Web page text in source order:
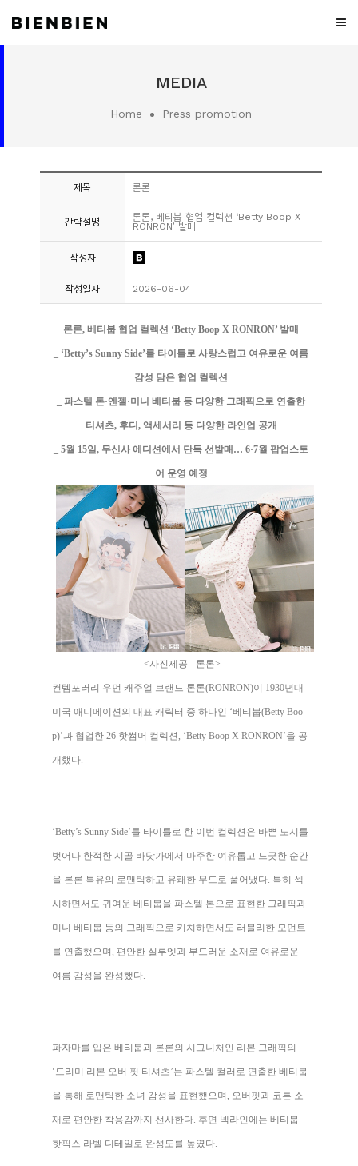
MEDIA
Home Press promotion
제목 론론
간략설명
론론, 베티붑 협업 컬렉션 ‘Betty Boop X
RONRON’ 발매
작성자
작성일자 2026-06-04
론론, 베티붑 협업 컬렉션 ‘Betty Boop X RONRON’ 발매
_ ‘Betty’s Sunny Side’를 타이틀로 사랑스럽고 여유로운 여름
감성 담은 협업 컬렉션
_ 파스텔 톤·엔젤·미니 베티붑 등 다양한 그래픽으로 연출한
티셔츠, 후디, 액세서리 등 다양한 라인업 공개
_ 5월 15일, 무신사 에디션에서 단독 선발매… 6·7월 팝업스토
어 운영 예정
<사진제공 - 론론>
컨템포러리 우먼 캐주얼 브랜드 론론(RONRON)이 1930년대
미국 애니메이션의 대표 캐릭터 중 하나인 ‘베티붑(Betty Boo
p)’과 협업한 26 핫썸머 컬렉션, ‘Betty Boop X RONRON’을 공
개했다.
‘Betty’s Sunny Side’를 타이틀로 한 이번 컬렉션은 바쁜 도시를
벗어나 한적한 시골 바닷가에서 마주한 여유롭고 느긋한 순간
을 론론 특유의 로맨틱하고 유쾌한 무드로 풀어냈다. 특히 섹
시하면서도 귀여운 베티붑을 파스텔 톤으로 표현한 그래픽과
미니 베티붑 등의 그래픽으로 키치하면서도 러블리한 모먼트
를 연출했으며, 편안한 실루엣과 부드러운 소재로 여유로운
여름 감성을 완성했다.
파자마를 입은 베티붑과 론론의 시그니처인 리본 그래픽의
‘드리미 리본 오버 핏 티셔츠’는 파스텔 컬러로 연출한 베티붑
을 통해 로맨틱한 소녀 감성을 표현했으며, 오버핏과 코튼 소
재로 편안한 착용감까지 선사한다. 후면 넥라인에는 베티붑
핫픽스 라벨 디테일로 완성도를 높였다.
PROJECT
CONTACT
CAREER